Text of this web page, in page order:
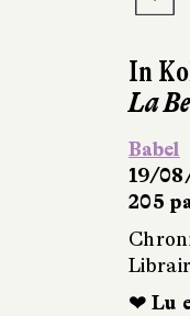
In
La
Babel
19/
205
❤ Lu